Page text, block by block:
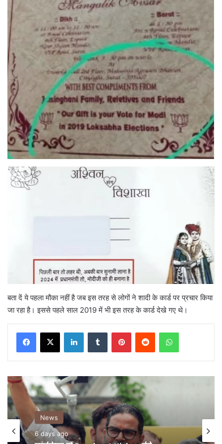
बता दें ये पहला मौका नहीं है जब इस तरह से लोगों ने शादी के कार्ड पर प्रचार किया
जा रहा है। इससे पहले साल 2019 में भी इस तरह के कार्ड देखे गए थे।
LinkedInTumblr PinterestReddit WhatsApp
News
News